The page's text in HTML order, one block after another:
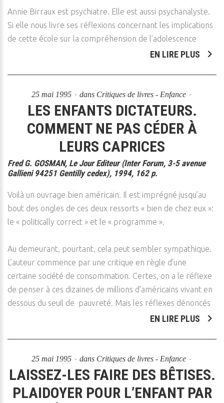
Annie Birraux est psychiatre. Elle est aussi psychanalyste.
Si elle nous livre ses réflexions concernant les implications
de cette école sur la compréhension de l’adolescence
EN LIRE PLUS
25 mai 1995 dans Critiques de livres - Enfance
LES ENFANTS DICTATEURS.
COMMENT NE PAS CÉDER À
LEURS CAPRICES
Fred G. GOSMAN, Le Jour Editeur (Inter Forum, 3-5 avenue
Gallieni 94251 Gentilly cedex), 1994, 162 p.
Voilà un ouvrage bien américain. Il est imprégné jusqu’au
bout des ongles de ces deux ressorts « bien de chez eux »:
le « politically correct » et le « programme ».
Au demeurant, pourtant, cela peut sembler sympathique.
L’auteur commence par une critique en règle d’une
certaine société de consommation. Certes, on a le réflexe
de penser à ces dizaines de millions d’américains vivant en
dessous du seuil de pauvreté. Mais les réflexes dénoncés
EN LIRE PLUS
25 mai 1995 dans Critiques de livres - Enfance
LAISSEZ-LES FAIRE DES BÊTISES.
PLAIDOYER POUR L’ENFANT PAR